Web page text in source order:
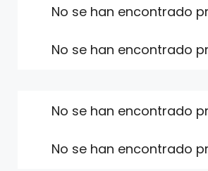
No se han encontrado
No se han encontrado
No se han encontrado
No se han encontrado